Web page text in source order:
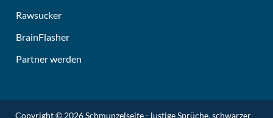
Rawsucker
BrainFlasher
Partner werden
Copyright © 2026Schmunzelseite - lustige Sprüche, schwarzer